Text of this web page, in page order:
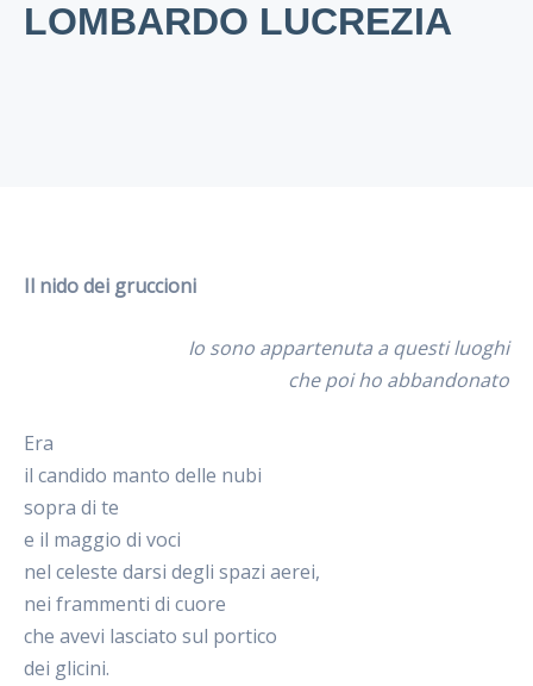
LOMBARDO LUCREZIA
Il nido dei gruccioni
Io sono appartenuta a questi luoghi
che poi ho abbandonato
Era
il candido manto delle nubi
sopra di te
e il maggio di voci
nel celeste darsi degli spazi aerei,
nei frammenti di cuore
che avevi lasciato sul portico
dei glicini.